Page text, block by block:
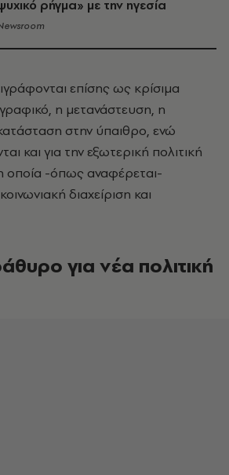
ρήγμα» με την ηγεσία
επίσης ως κρίσιμα
η μετανάστευση, η
στην ύπαιθρο, ενώ
και για την εξωτερική πολιτική
οποία -όπως αναφέρεται-
διαχείριση και
για νέα πολιτική